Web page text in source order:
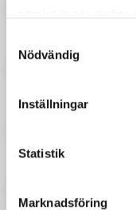
Nödvändig
Inställningar
Statistik
Marknadsföring
Fönsterkonst